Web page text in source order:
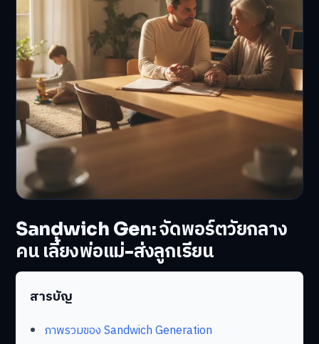
Sandwich Gen: จัดพอร์ตวัยกลาง
คน เลี้ยงพ่อแม่-ส่งลูกเรียน
สารบัญ
ภาพรวมของ Sandwich Generation